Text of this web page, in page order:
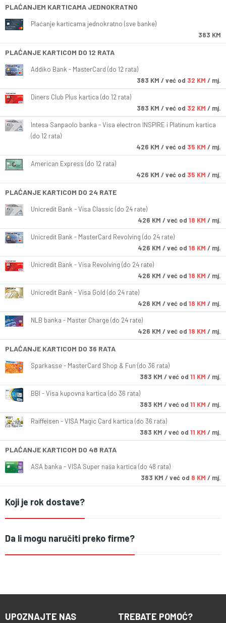
PLAĆANJEM KARTICAMA JEDNOKRATNO
Plaćanje karticama jednokratno (sve banke)
383 KM
PLAĆANJE KARTICOM DO 12 RATA
Addiko Bank - MasterCard (do 12 rata)
383 KM / već od 32 KM / mj.
Diners Club Plus kartica (do 12 rata)
383 KM / već od 32 KM / mj.
Intesa Sanpaolo banka - Visa electron INSPIRE i Platinum kartica
(do 12 rata)
426 KM / već od 35 KM / mj.
American Express (do 12 rata)
426 KM / već od 35 KM / mj.
PLAĆANJE KARTICOM DO 24 RATE
Unicredit Bank - Visa Classic (do 24 rate)
426 KM / već od 18 KM / mj.
Unicredit Bank - MasterCard Revolving (do 24 rate)
426 KM / već od 18 KM / mj.
Unicredit Bank - Visa Revolving (do 24 rate)
426 KM / već od 18 KM / mj.
Unicredit Bank - Visa Gold (do 24 rate)
426 KM / već od 18 KM / mj.
NLB banka - Master Charge (do 24 rate)
426 KM / već od 18 KM / mj.
PLAĆANJE KARTICOM DO 36 RATA
Sparkasse - MasterCard Shop & Fun (do 36 rata)
383 KM / već od 11 KM / mj.
BBI - Visa kupovna kartica (do 36 rata)
383 KM / već od 11 KM / mj.
Raiffeisen - VISA Magic Card kartica (do 36 rata)
383 KM / već od 11 KM / mj.
PLAĆANJE KARTICOM DO 48 RATA
ASA banka - VISA Super naša kartica (do 48 rata)
383 KM / već od 8 KM / mj.
Koji je rok dostave?
Da li mogu naručiti preko firme?
UPOZNAJTE NAS TREBATE POMOĆ?